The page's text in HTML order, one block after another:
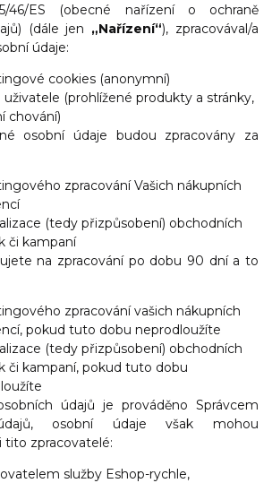
46/ES (obecné nařízení o ochraně
(dále jen „Nařízení“), zpracovával/a
údaje:
cookies (anonymní)
uživatele (prohlížené produkty a stránky,
chování)
osobní údaje budou zpracovány za
zpracování Vašich nákupních
(tedy přizpůsobení) obchodních
či kampaní
na zpracování po dobu 90 dní a to
zpracování vašich nákupních
pokud tuto dobu neprodloužíte
(tedy přizpůsobení) obchodních
či kampaní, pokud tuto dobu
údajů je prováděno Správcem
osobní údaje však mohou
tito zpracovatelé:
služby Eshop-rychle,